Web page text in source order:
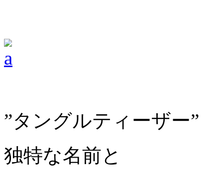
”タングルティーザー”
独特な名前と